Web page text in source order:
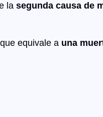
la segunda causa de
equivale a una